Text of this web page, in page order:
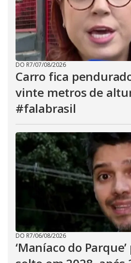
DO R7/07/08/2026
Carro fica
vinte metros de
#falabrasil
DO R7/06/08/2026
‘Maníaco do